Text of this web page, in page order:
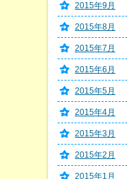
2015年9月
2015年8月
2015年7月
2015年6月
2015年5月
2015年4月
2015年3月
2015年2月
2015年1月